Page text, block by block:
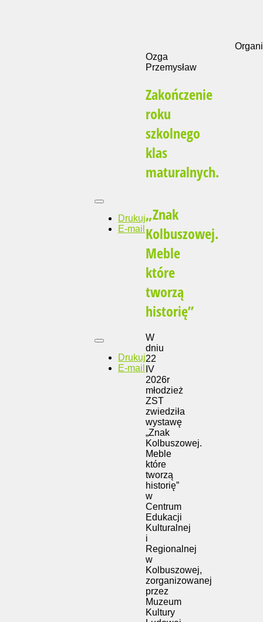
Ozga
Przemysław
Zakończenie
roku
szkolnego
klas
maturalnych.
Drukuj
E-mail
„Znak
Kolbuszowej.
Meble
które
tworzą
historię”
Drukuj
E-mail
W
dniu
22
IV
2026r
młodzież
ZST
zwiedziła
wystawę
„Znak
Kolbuszowej.
Meble
które
tworzą
historię”
w
Centrum
Edukacji
Kulturalnej
i
Regionalnej
w
Kolbuszowej,
zorganizowanej
przez
Muzeum
Kultury